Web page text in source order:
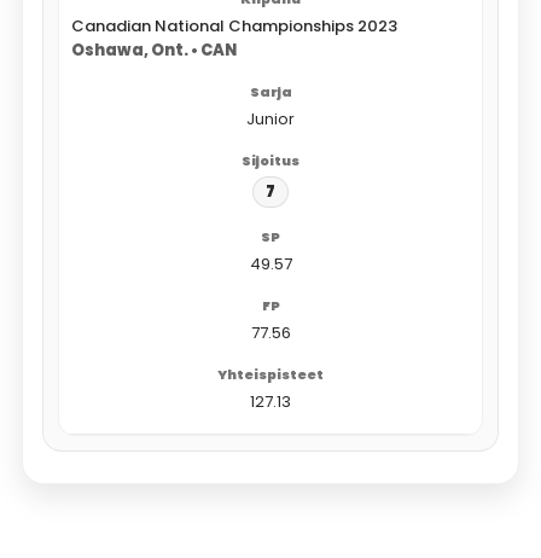
Canadian National Championships 2023
Oshawa, Ont. • CAN
Junior
7
49.57
77.56
127.13